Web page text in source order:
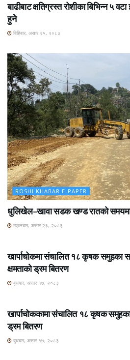
बाढीबाट क्षतिग्रस्त रोशीका बिभिन्न ५
हुने
बिहिबार, असार २५, २०८३
ROSHI KHABAR E-PAPER
धुलिखेल–खावा सडक खण्ड रातको
मङ्लबार, असार २३, २०८३
खार्पाचोकमा संचालित १८ कृषक समुहका
क्षमताको ड्रम बितरण
बुधबार, असार १७, २०८३
खार्पाचोककामा संचालित १८ कृषक
ड्रम बितरण
बुधबार, असार १७, २०८३